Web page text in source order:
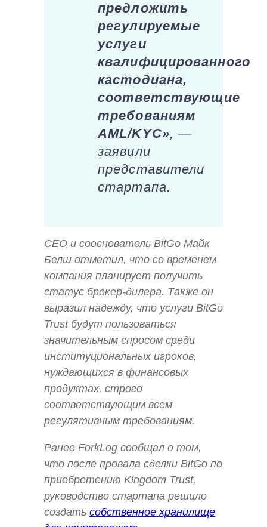
предложить
регулируемые
услуги
квалифицированного
кастодиана,
соответствующие
требованиям
AML/KYC», —
заявили
представители
стартапа.
CEO и сооснователь BitGo Майк
Белш отметил, что со временем
компания планирует получить
статус брокер-дилера. Также он
выразил надежду, что услуги BitGo
Trust будут пользоваться
значительным спросом среди
институциональных игроков,
нуждающихся в финансовых
продуктах, строго
соответствующим всем
регулятивным требованиям.
Ранее ForkLog сообщал о том,
что после провала сделки BitGo по
приобретению Kingdom Trust,
руководство стартапа решило
создать собственное хранилище